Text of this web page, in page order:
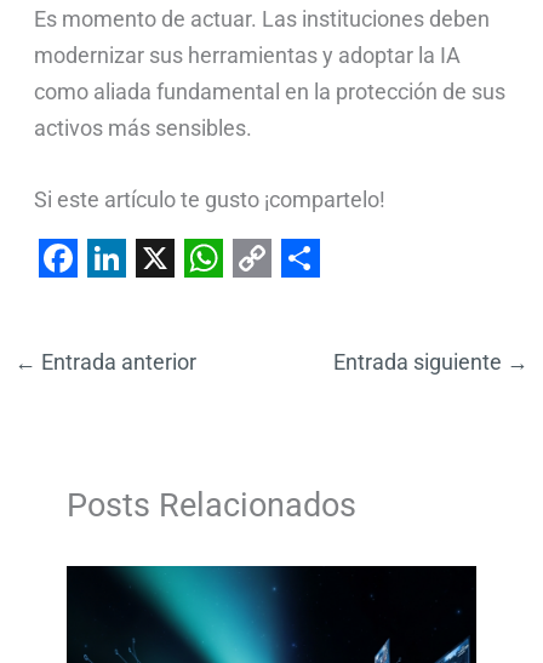
Es momento de actuar. Las instituciones deben
modernizar sus herramientas y adoptar la IA
como aliada fundamental en la protección de sus
activos más sensibles.
Si este artículo te gusto ¡compartelo!
c
n
d
I
n
a
A
p
p
i
n
k
← Entrada anterior Entrada siguiente →
Posts Relacionados